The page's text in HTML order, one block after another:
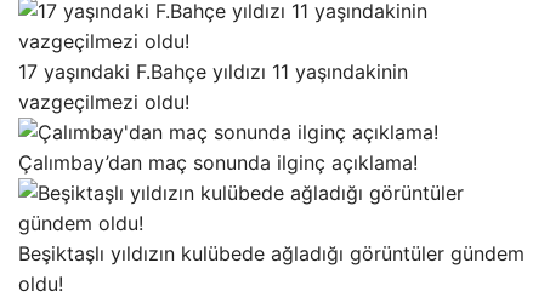
17 yaşındaki F.Bahçe yıldızı 11 yaşındakinin
vazgeçilmezi oldu!
Çalımbay’dan maç sonunda ilginç açıklama!
Beşiktaşlı yıldızın kulübede ağladığı görüntüler gündem
oldu!